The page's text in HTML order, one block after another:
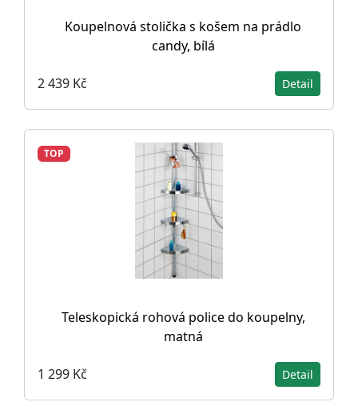
Koupelnová stolička s košem na prádlo
candy, bílá
2 439 Kč Detail
TOP
Teleskopická rohová police do koupelny,
matná
1 299 Kč Detail